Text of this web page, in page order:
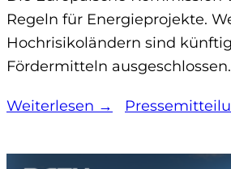
Regeln für Energieprojekte.
Hochrisikoländern sind
Fördermitteln ausgeschlossen.
Weiterlesen →